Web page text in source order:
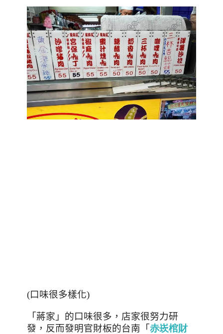
(口味很多樣化)
「蔣家」的口味很多，店家很努力研
發，反而發明官財板的台南「赤崁棺財